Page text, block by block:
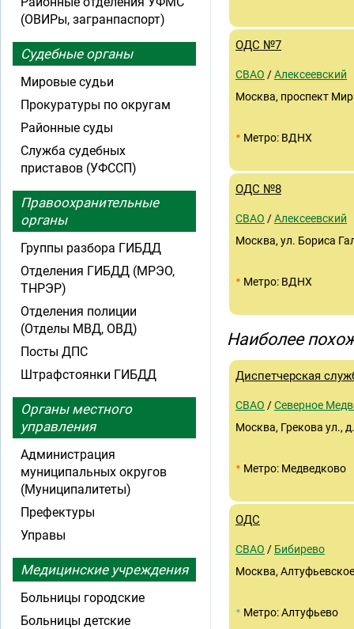
ОДС №7
СВАО /Алексеевский
Москва, проспект
• Метро: ВДНХ
ОДС №8
СВАО /Алексеевский
Москва, ул. Бориса
• Метро: ВДНХ
Наиболее
Диспетчерская
СВАО /Северное
Москва, Грекова ул.,
• Метро: Медведково
ОДС
СВАО / Бибирево
Москва,
• Метро: Алтуфьево
(ОВИРы, загранпаспорт)
Судебные органы
Мировые судьи
Прокуратуры по округам
Районные суды
Служба судебных
приставов (УФССП)
Правоохранительные
органы
Группы разбора ГИБДД
Отделения ГИБДД (МРЭО,
ТНРЭР)
Отделения полиции
(Отделы МВД, ОВД)
Посты ДПС
Штрафстоянки ГИБДД
Органы местного
управления
Администрация
муниципальных округов
(Муниципалитеты)
Префектуры
Управы
Медицинские учреждения
Больницы городские
Больницы детские